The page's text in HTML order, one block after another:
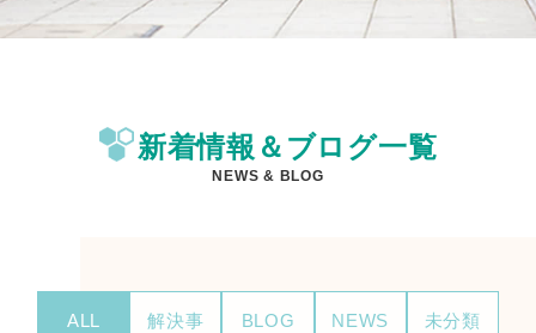
新着情報＆ブログ一覧
NEWS & BLOG
ALL
解決事
BLOG NEWS 未分類